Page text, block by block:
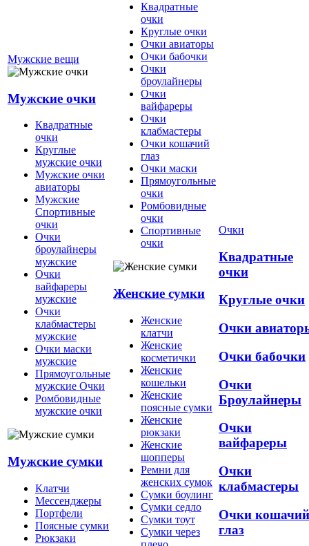
Мужские вещи
Мужские очки
Квадратные
очки
Круглые
мужские очки
Мужские очки
авиаторы
Мужские
Спортивные
очки
Очки
броулайнеры
мужские
Очки
вайфареры
мужские
Очки
клабмастеры
мужские
Очки маски
мужские
Прямоугольные
мужские Очки
Ромбовидные
мужские очки
Мужские сумки
Клатчи
Мессенджеры
Портфели
Поясные сумки
Рюкзаки
Квадратные
очки
Круглые очки
Очки авиаторы
Очки бабочки
Очки
броулайнеры
Очки
вайфареры
Очки
клабмастеры
Очки кошачий
глаз
Очки маски
Прямоугольные
очки
Ромбовидные
очки
Спортивные
очки
Женские сумки
Женские
клатчи
Женские
косметички
Женские
кошельки
Женские
поясные сумки
Женские
рюкзаки
Женские
шопперы
Ремни для
женских сумок
Сумки боулинг
Сумки седло
Сумки тоут
Сумки через
Очки
Квадратные
очки
Круглые очки
Очки
Очки бабочки
Очки
Броулайнеры
Очки
вайфареры
Очки
клабмастеры
Очки кошачий
глаз